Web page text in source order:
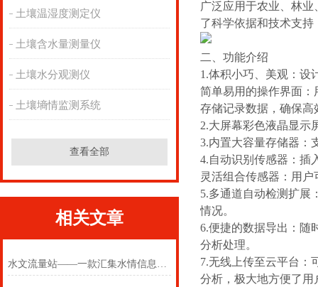
土壤温湿度测定仪
土壤含水量测量仪
土壤水分观测仪
土壤墒情监测系统
查看全部
相关文章
水文流量站——一款汇集水情信息的河道流量监测系统2024(万象推送)
广泛应用于农业、林
了科学依据和技术支
二、功能介绍
1.体积小巧、美观：设
简单易用的操作界面
存储记录数据，确保高
2.大屏幕彩色液晶显示
3.内置大容量存储器：
4.自动识别传感器：插
灵活组合传感器：用
5.多通道自动检测扩展
情况。
6.便捷的数据导出：随
分析处理。
7.无线上传至云平台：
分析，极大地方便了用